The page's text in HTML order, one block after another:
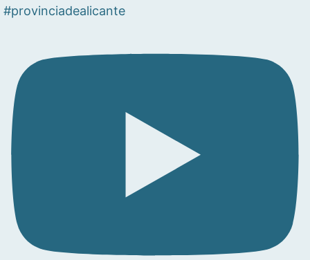
#provinciadealicante